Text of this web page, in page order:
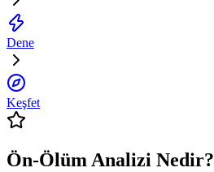
Dene
Keşfet
Ön-Ölüm Analizi Nedir?